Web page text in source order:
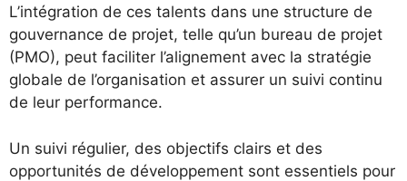
L’intégration de ces talents dans une structure de
gouvernance de projet, telle qu’un bureau de projet
(PMO), peut faciliter l’alignement avec la stratégie
globale de l’organisation et assurer un suivi continu
de leur performance.
Un suivi régulier, des objectifs clairs et des
opportunités de développement sont essentiels pour